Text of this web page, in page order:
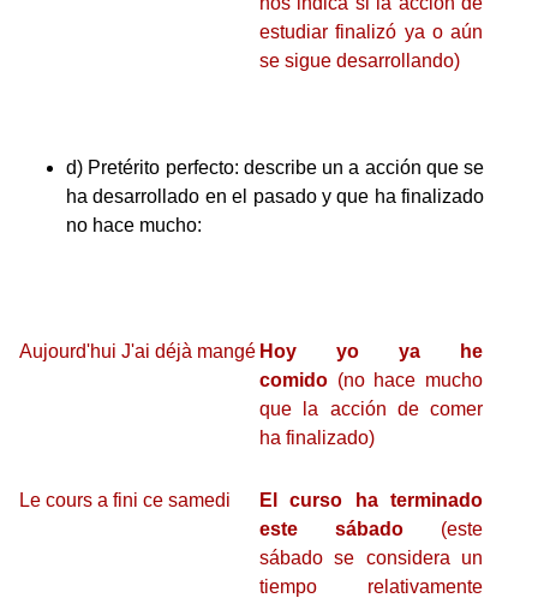
estudiar finalizó ya o aún
se sigue desarrollando)
d) Pretérito perfecto: describe un a acción que se
ha desarrollado en el pasado y que ha finalizado
no hace mucho:
Aujourd'hui J'ai déjà mangé Hoy yo ya he
comido (no hace mucho
que la acción de comer
ha finalizado)
Le cours a fini ce samedi
El curso ha terminado
este sábado (este
sábado se considera un
tiempo relativamente